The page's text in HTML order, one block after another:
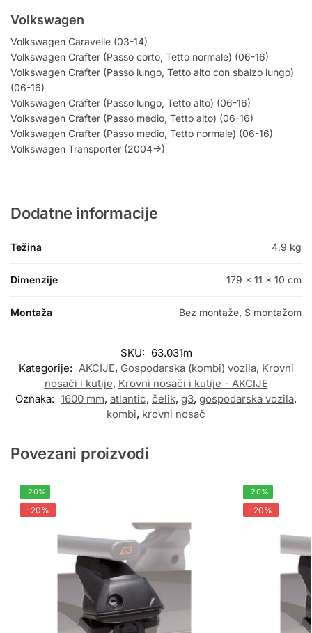
Volkswagen
Volkswagen Caravelle (03-14)
Volkswagen Crafter (Passo corto, Tetto normale) (06-16)
Volkswagen Crafter (Passo lungo, Tetto alto con sbalzo lungo)
(06-16)
Volkswagen Crafter (Passo lungo, Tetto alto) (06-16)
Volkswagen Crafter (Passo medio, Tetto alto) (06-16)
Volkswagen Crafter (Passo medio, Tetto normale) (06-16)
Volkswagen Transporter (2004->)
Dodatne informacije
Težina 4,9 kg
Dimenzije 179 × 11 × 10 cm
Montaža Bez montaže, S montažom
SKU: 63.031m
Kategorije: AKCIJE, Gospodarska (kombi) vozila, Krovni
nosači i kutije, Krovni nosači i kutije - AKCIJE
Oznaka: 1600 mm, atlantic, čelik, g3, gospodarska vozila,
kombi, krovni nosač
Povezani proizvodi
-20%
-20%
-20%
-20%